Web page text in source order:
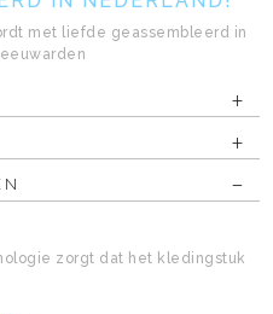
met liefde geassembleerd in
zorgt dat het kledingstuk